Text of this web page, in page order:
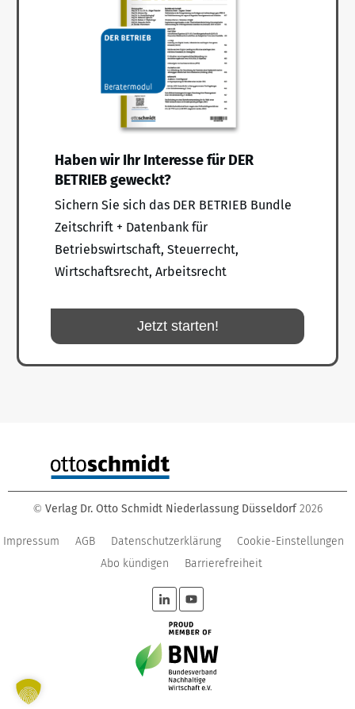
Haben wir Ihr Interesse für DER
BETRIEB geweckt?
Sichern Sie sich das DER BETRIEB Bundle
Zeitschrift + Datenbank für
Betriebswirtschaft, Steuerrecht,
Wirtschaftsrecht, Arbeitsrecht
Jetzt starten!
© Verlag Dr. Otto Schmidt Niederlassung Düsseldorf 2026
Impressum AGB Datenschutzerklärung
Cookie-Einstellungen
Abo kündigen
Barrierefreiheit